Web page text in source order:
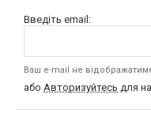
Введіть email:
Ваш e-mail не
або Авторизуйтесь для